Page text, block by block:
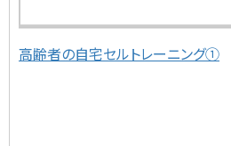
高齢者の自宅セルトレーニング①